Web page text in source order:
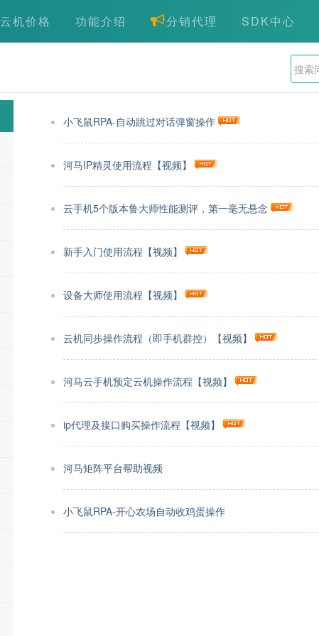
云机价格 功能介绍 分销代理 SDK中心
小飞鼠RPA-自动跳过对话弹窗操作
河马IP精灵使用流程【视频】
云手机5个版本鲁大师性能测评，第一毫无悬念
新手入门使用流程【视频】
设备大师使用流程【视频】
云机同步操作流程（即手机群控）【视频】
河马云手机预定云机操作流程【视频】
ip代理及接口购买操作流程【视频】
河马矩阵平台帮助视频
小飞鼠RPA-开心农场自动收鸡蛋操作